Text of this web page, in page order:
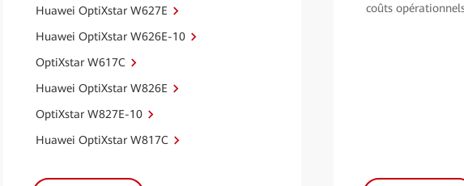
Huawei OptiXstar W627E
Huawei OptiXstar W626E-10
OptiXstar W617C
Huawei OptiXstar W826E
OptiXstar W827E-10
Huawei OptiXstar W817C
coûts